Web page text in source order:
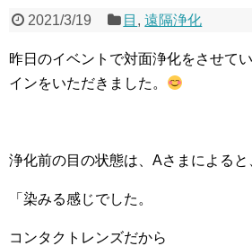
2021/3/19 目 ,遠隔浄化
昨日のイベントで対面浄化をさせて
インをいただきました。
浄化前の目の状態は、Aさまによると
「染みる感じでした。
コンタクトレンズだから